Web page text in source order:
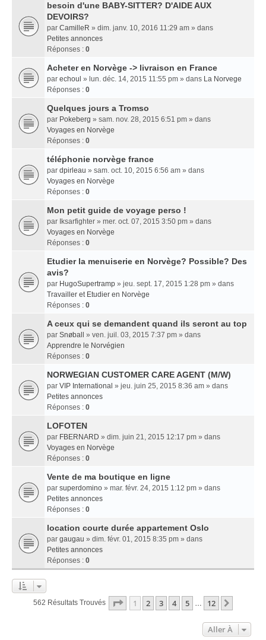
besoin d'une BABY-SITTER? D'AIDE AUX
DEVOIRS?
par CamilleR » dim. janv. 10, 2016 11:29 am » dans
Petites annonces
Réponses : 0
Acheter en Norvège -> livraison en France
par echoul » lun. déc. 14, 2015 11:55 pm » dans La Norvege
Réponses : 0
Quelques jours a Tromso
par Pokeberg » sam. nov. 28, 2015 6:51 pm » dans
Voyages en Norvège
Réponses : 0
téléphonie norvège france
par dpirleau » sam. oct. 10, 2015 6:56 am » dans
Voyages en Norvège
Réponses : 0
Mon petit guide de voyage perso !
par Iksarfighter » mer. oct. 07, 2015 3:50 pm » dans
Voyages en Norvège
Réponses : 0
Etudier la menuiserie en Norvège? Possible? Des
avis?
par HugoSupertramp » jeu. sept. 17, 2015 1:28 pm » dans
Travailler et Etudier en Norvège
Réponses : 0
A ceux qui se demandent quand ils seront au top
par Snøball
» ven. juil. 03, 2015 7:37 pm » dans
Apprendre le Norvégien
Réponses : 0
NORWEGIAN CUSTOMER CARE AGENT (M/W)
par VIP International » jeu. juin 25, 2015 8:36 am » dans
Petites annonces
Réponses : 0
LOFOTEN
par FBERNARD » dim. juin 21, 2015 12:17 pm » dans
Voyages en Norvège
Réponses : 0
Vente de ma boutique en ligne
par superdomino » mar. févr. 24, 2015 1:12 pm » dans
Petites annonces
Réponses : 0
location courte durée appartement Oslo
par gaugau » dim. févr. 01, 2015 8:35 pm » dans
Petites annonces
Réponses : 0
562 Résultats Trouvés Page 1Sur
1 2 3 4 5 … 12
Aller À